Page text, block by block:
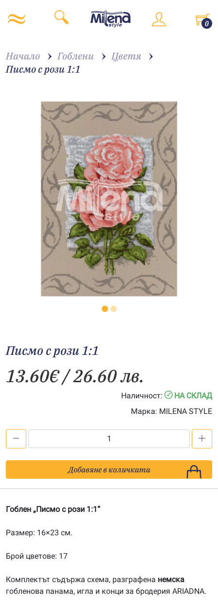
0
Начало Гоблени
Цветя
Писмо с рози 1:1
Писмо с рози 1:1
13.60€/ 26.60 лв.
Наличност:
НА СКЛАД
Марка: MILENA STYLE
с
рози
Добавяне в количката
Гоблен „Писмо с рози 1:1“
Размер: 16×23 см.
Брой цветове: 17
Комплектът съдържа схема, разграфена немска
гобленова панама, игла и конци за бродерия ARIADNA.